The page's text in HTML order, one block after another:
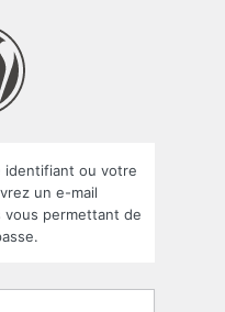
identifiant ou votre
un e-mail
permettant de